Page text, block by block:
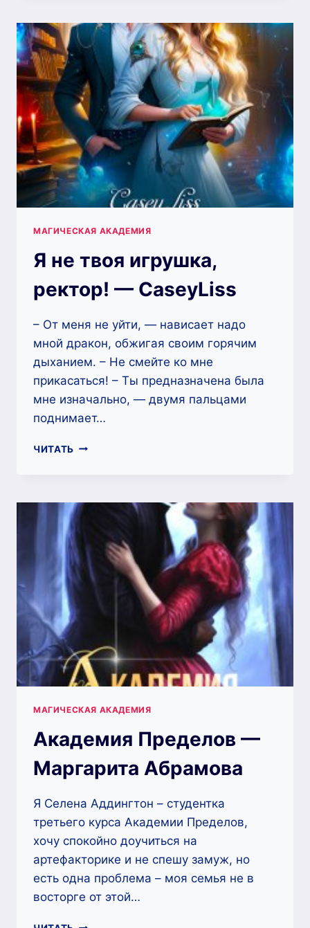
—
МАРИНА
РУЖАНСКАЯ
МАГИЧЕСКАЯ АКАДЕМИЯ
Я не твоя игрушка,
ректор! — CaseyLiss
– От меня не уйти, — нависает надо
мной дракон, обжигая своим горячим
дыханием. – Не смейте ко мне
прикасаться! – Ты предназначена была
мне изначально, — двумя пальцами
поднимает…
ЧИТАТЬ Я
РЕКТОР!
CASEYLISS
МАГИЧЕСКАЯ АКАДЕМИЯ
Академия Пределов —
Маргарита Абрамова
Я Селена Аддингтон – студентка
третьего курса Академии Пределов,
хочу спокойно доучиться на
артефакторике и не спешу замуж, но
есть одна проблема – моя семья не в
восторге от этой…
АКАДЕМИЯ